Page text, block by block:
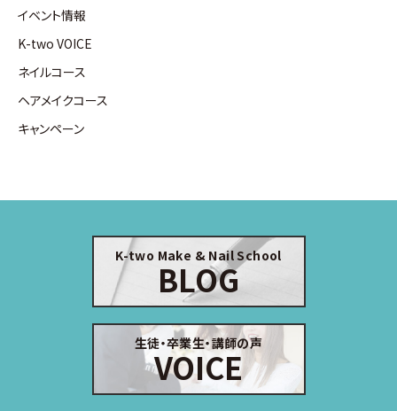
イベント情報
K-two VOICE
ネイルコース
ヘアメイクコース
キャンペーン
K-two Make & Nail School
BLOG
生徒・卒業生・講師の声
VOICE